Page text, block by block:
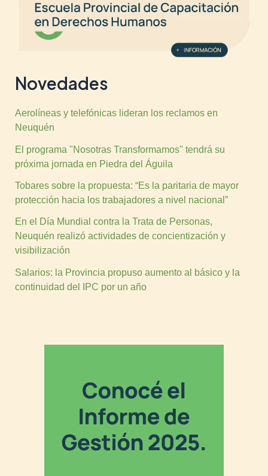
Novedades
Aerolíneas y telefónicas lideran los reclamos en
Neuquén
El programa "Nosotras Transformamos" tendrá su
próxima jornada en Piedra del Águila
Tobares sobre la propuesta: “Es la paritaria de mayor
protección hacia los trabajadores a nivel nacional”
En el Día Mundial contra la Trata de Personas,
Neuquén realizó actividades de concientización y
visibilización
Salarios: la Provincia propuso aumento al básico y la
continuidad del IPC por un año